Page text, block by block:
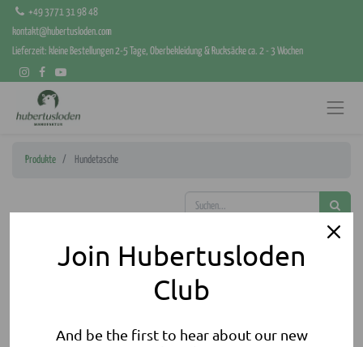
+49 3771 31 98 48
kontakt@hubertusloden.com
Lieferzeit: kleine Bestellungen 2-5 Tage, Oberbekleidung & Rucksäcke ca. 2 - 3 Wochen
Produkte Hundetasche
Join Hubertusloden
Club
And be the first to hear about our new